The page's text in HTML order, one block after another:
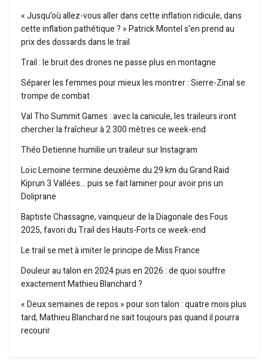
« Jusqu’où allez-vous aller dans cette inflation ridicule, dans
cette inflation pathétique ? » Patrick Montel s’en prend au
prix des dossards dans le trail
Trail : le bruit des drones ne passe plus en montagne
Séparer les femmes pour mieux les montrer : Sierre-Zinal se
trompe de combat
Val Tho Summit Games : avec la canicule, les traileurs iront
chercher la fraîcheur à 2 300 mètres ce week-end
Théo Detienne humilie un traileur sur Instagram
Loïc Lemoine termine deuxième du 29 km du Grand Raid
Kiprun 3 Vallées… puis se fait laminer pour avoir pris un
Doliprane
Baptiste Chassagne, vainqueur de la Diagonale des Fous
2025, favori du Trail des Hauts-Forts ce week-end
Le trail se met à imiter le principe de Miss France
Douleur au talon en 2024 puis en 2026 : de quoi souffre
exactement Mathieu Blanchard ?
« Deux semaines de repos » pour son talon : quatre mois plus
tard, Mathieu Blanchard ne sait toujours pas quand il pourra
recourir